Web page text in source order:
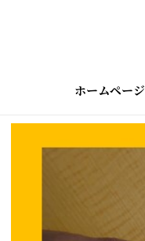
ホームページ